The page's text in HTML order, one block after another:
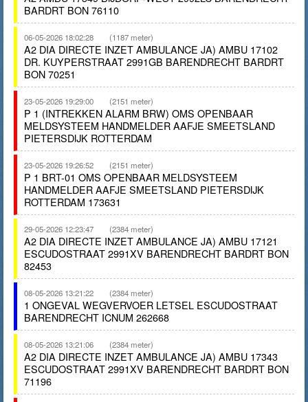
BARDRT BON 76110
06-05-2026 18:02:28 (1187 meter)
A2 DIA DIRECTE INZET AMBULANCE JA) AMBU 17102
DR. KUYPERSTRAAT 2991GB BARENDRECHT BARDRT
BON 70251
23-05-2026 19:29:00 (2151 meter)
P 1 (INTREKKEN ALARM BRW) OMS OPENBAAR
MELDSYSTEEM HANDMELDER AAFJE SMEETSLAND
PIETERSDIJK ROTTERDAM
23-05-2026 19:26:52 (2151 meter)
P 1 BRT-01 OMS OPENBAAR MELDSYSTEEM
HANDMELDER AAFJE SMEETSLAND PIETERSDIJK
ROTTERDAM 173631
29-05-2026 12:23:47 (2384 meter)
A2 DIA DIRECTE INZET AMBULANCE JA) AMBU 17121
ESCUDOSTRAAT 2991XV BARENDRECHT BARDRT BON
82453
08-05-2026 13:21:22 (2384 meter)
1 ONGEVAL WEGVERVOER LETSEL ESCUDOSTRAAT
BARENDRECHT ICNUM 262668
08-05-2026 13:21:06 (2384 meter)
A2 DIA DIRECTE INZET AMBULANCE JA) AMBU 17343
ESCUDOSTRAAT 2991XV BARENDRECHT BARDRT BON
71196